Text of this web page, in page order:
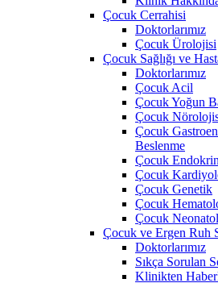
Çocuk Cerrahisi
Doktorlarımız
Çocuk Ürolojisi
Çocuk Sağlığı ve
Doktorlarımız
Çocuk Acil
Çocuk Yoğun
Çocuk
Çocuk
Beslenme
Çocuk
Çocuk
Çocuk Genetik
Çocuk
Çocuk
Çocuk ve Ergen Ruh
Doktorlarımız
Sıkça Sorulan
Klinikten